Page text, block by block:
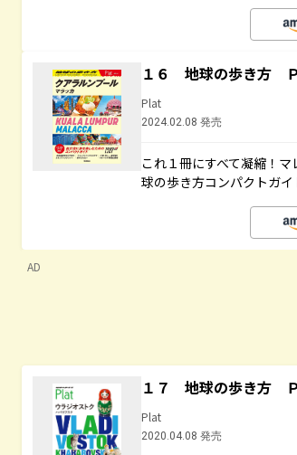
１６ 地球の歩き方
Plat
2024.02.08 発売
これ１冊にすべて凝縮！
球の歩き方コンパクトガ
AD
１７ 地球の歩き方
Plat
2020.04.08 発売